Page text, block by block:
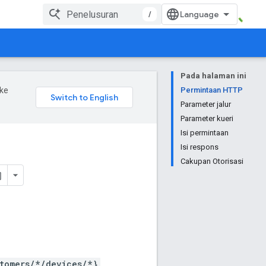
/
Pada halaman ini
Permintaan HTTP
Parameter jalur
Parameter kueri
Isi permintaan
Isi respons
Cakupan Otorisasi